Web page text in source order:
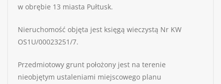
w obrębie 13 miasta Pułtusk.
Nieruchomość objęta jest księgą wieczystą Nr KW
OS1U/00023251/7.
Przedmiotowy grunt położony jest na terenie
nieobjętym ustaleniami miejscowego planu